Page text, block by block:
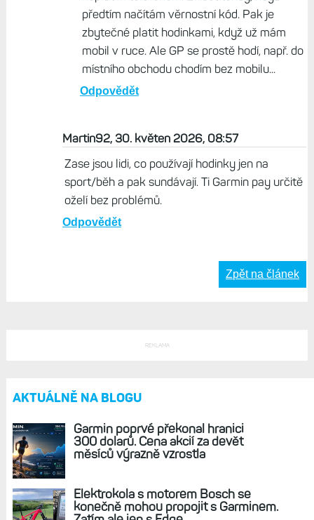
kde ma prodejce ctecku. Je to neprakticke a
prestalo me to bavit-vsude jen mobilem.
Hodinky jsou fakt nouzovka
Odpovědět
Každý uživatel má svůj use-case. Pro je GP
neplatím telefonem. Zvlášť tehdy, když
předtím načítám věrnostní kód. Pak je
zbytečné platit hodinkami, když už mám
mobil v ruce. Ale GP se prostě hodí, např. do
Odpovědět
Zpět na článek